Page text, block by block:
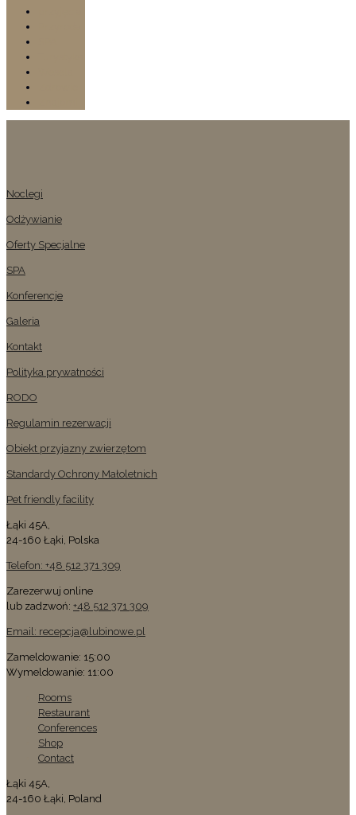
Noclegi
Odżywianie
Oferty Specjalne
SPA
Konferencje
Galeria
Kontakt
Polityka prywatności
RODO
Regulamin rezerwacji
Obiekt przyjazny zwierzętom
Standardy Ochrony Małoletnich
Pet friendly facility
Łąki 45A,
24-160 Łąki, Polska
Telefon: +48 512 371 309
Zarezerwuj online
lub zadzwoń: +48 512 371 309
Email: recepcja@lubinowe.pl
Zameldowanie: 15:00
Wymeldowanie: 11:00
Rooms
Restaurant
Conferences
Shop
Contact
Łąki 45A,
24-160 Łąki, Poland